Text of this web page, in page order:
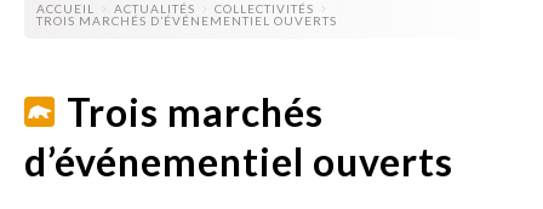
ACCUEIL ACTUALITÉS
COLLECTIVITÉS
TROIS MARCHÉS D’ÉVÉNEMENTIEL OUVERTS
Trois marchés
d’événementiel ouverts